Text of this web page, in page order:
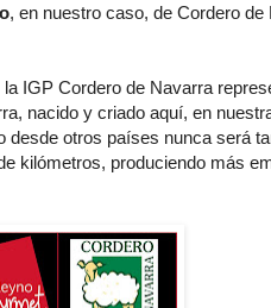
, en nuestro caso, de Cordero de
la IGP Cordero de Navarra
nacido y criado aquí, en
otros países nunca será
kilómetros, produciendo más